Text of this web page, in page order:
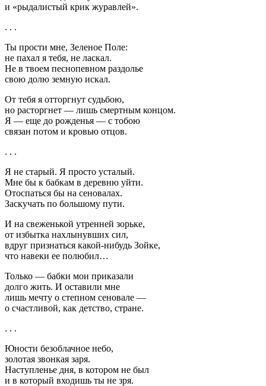
и «рыдалистый крик журавлей».
. . .
Ты прости мне, Зеленое Поле:
не пахал я тебя, не ласкал.
Не в твоем песнопевном раздолье
свою долю земную искал.
От тебя я отторгнут судьбою,
но расторгнет — лишь смертным концом.
Я — еще до рожденья — с тобою
связан потом и кровью отцов.
. . .
Я не старый. Я просто усталый.
Мне бы к бабкам в деревню уйти.
Отоспаться бы на сеновалах.
Заскучать по большому пути.
И на свеженькой утренней зорьке,
от избытка нахлынувших сил,
вдруг признаться какой-нибудь Зойке,
что навеки ее полюбил…
Только — бабки мои приказали
долго жить. И оставили мне
лишь мечту о степном сеновале —
о счастливой, как детство, стране.
. . .
Юности безоблачное небо,
золотая звонкая заря.
Наступленье дня, в котором не был
и в который входишь ты не зря.